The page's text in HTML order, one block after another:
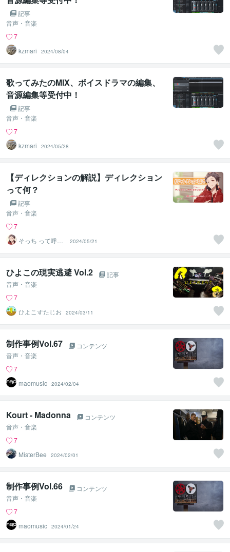
記事
音声・音楽
7
kzmari
2024/08/04
歌ってみたのMIX、ボイスドラマの編集、
音源編集等受付中！
記事
音声・音楽
7
kzmari
2024/05/28
【ディレクションの解説】ディレクション
って何？
記事
音声・音楽
7
そっち って呼ん
でください
2024/05/21
ひよこの現実逃避 Vol.2
記事
音声・音楽
7
ひよこすたじお
2024/03/11
制作事例Vol.67
コンテンツ
音声・音楽
7
maomusic 2024/02/04
Kourt - Madonna
コンテンツ
音声・音楽
7
MisterBee
2024/02/01
制作事例Vol.66
コンテンツ
音声・音楽
7
maomusic 2024/01/24